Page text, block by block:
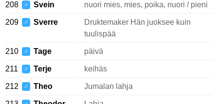
208 ♂ Svein nuori mies, mies, poika, nuori / pieni
209 ♂ Sverre
Druktemaker Hän juoksee kuin
tuulispää
210 ♂ Tage päivä
211 ♂ Terje keihäs
212 ♂ Theo Jumalan lahja